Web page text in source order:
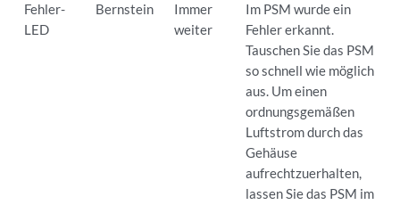
Fehler-
LED
Bernstein
Immer
weiter
Im PSM wurde ein
Fehler erkannt.
Tauschen Sie das PSM
so schnell wie möglich
aus. Um einen
ordnungsgemäßen
Luftstrom durch das
Gehäuse
aufrechtzuerhalten,
lassen Sie das PSM im